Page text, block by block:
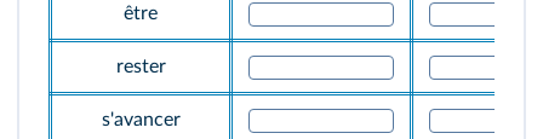
être
rester
s'avancer